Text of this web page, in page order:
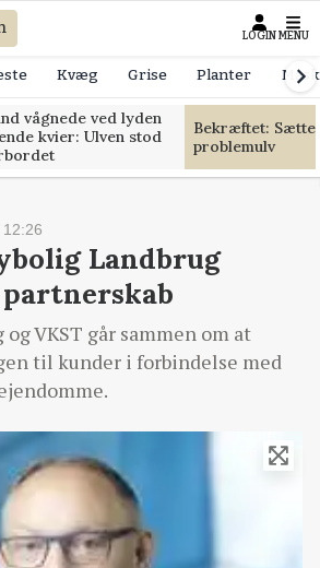
LOGIN MENU
Kvæg Grise Planter
vågnede ved lyden
kvier: Ulven stod
Bekræftet:
problemulv
Landbrug
VKST går sammen om at
til kunder i forbindelse med